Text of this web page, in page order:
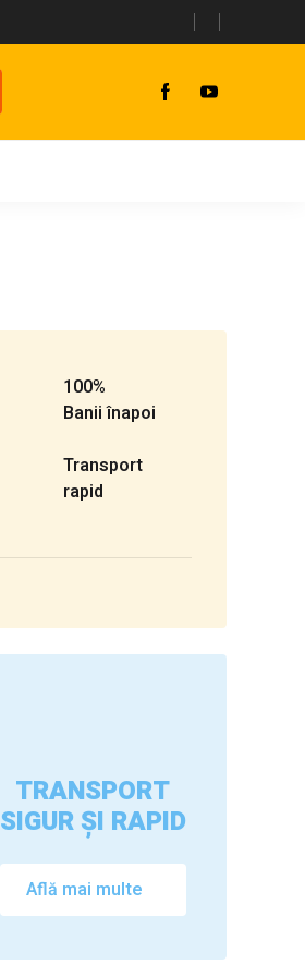
100%
Banii înapoi
Transport
rapid
TRANSPORT
SIGUR ȘI RAPID
Află mai multe